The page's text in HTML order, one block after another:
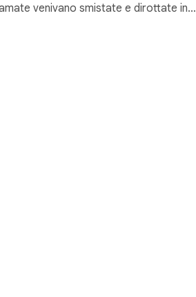
venivano smistate e dirottate in…